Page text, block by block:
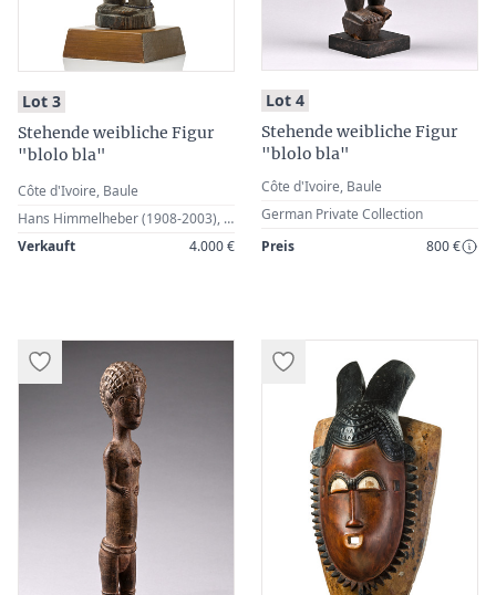
Lot 3:
Stehende weibliche Figur
"blolo bla"
Côte d'Ivoire, Baule
Hans Himmelheber (1908-2003), Heidelberg, Germany (coll. in situ, 1932) · Lore (1901-1980) & Georg Kegel (1898-1974), Hamburg, Germany (Inv. no. B6) · Ludwig Bretschneider (1909-1987), Munich, Germany · German Private Collection
Verkauft
4.000 €
Lot 4:
Stehende weibliche Figur
"blolo bla"
Côte d'Ivoire, Baule
German Private Collection
Preis
800 €